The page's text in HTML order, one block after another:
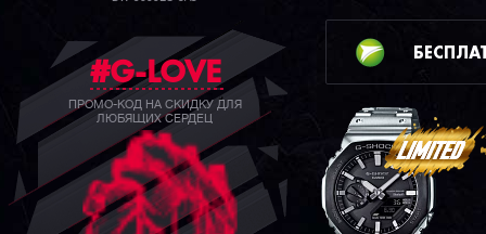
#G-LOVE
ПРОМО-КОД НА СКИДКУ ДЛЯ
ЛЮБЯЩИХ СЕРДЕЦ